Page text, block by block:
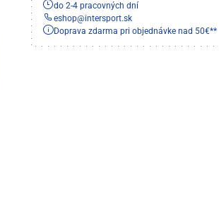
do 2-4 pracovných dní
eshop@intersport.sk
Doprava zdarma pri objednávke nad 50€**